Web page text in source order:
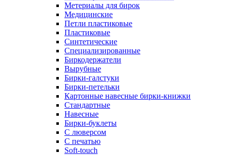
Метериалы для бирок
Медицинские
Петли пластиковые
Пластиковые
Синтетические
Специализированные
Биркодержатели
Вырубные
Бирки-галстуки
Бирки-петельки
Картонные навесные бирки-книжки
Стандартные
Навесные
Бирки-буклеты
С люверсом
С печатью
Soft-touch